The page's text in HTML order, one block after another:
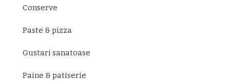
Conserve
Paste & pizza
Gustari sanatoase
Paine & patiserie